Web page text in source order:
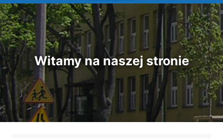
Witamy na naszej stronie